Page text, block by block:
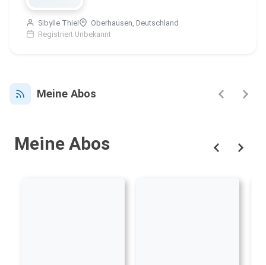
Sibylle Thiel
Oberhausen, Deutschland
Registriert Unbekannt
Meine Abos
Meine Abos